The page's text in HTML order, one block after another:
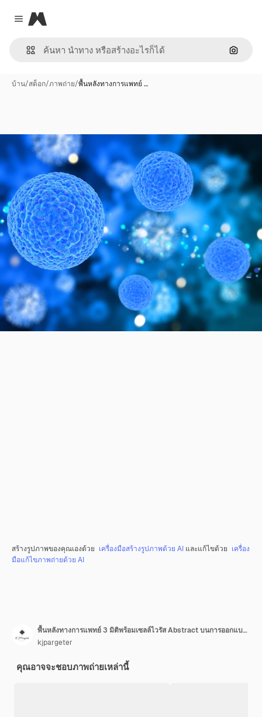
Close menu
Magnific
ค้นหา
บ้าน/สต็อก/ภาพถ่าย/พื้นหลังทางการแพทย์ …
สร้างรูปภาพของคุณเองด้วย เครื่องมือสร้างรูปภาพด้วย AI และแก้ไขด้วย เครื่อง
มือแก้ไขภาพถ่ายด้วย AI
พื้นหลังทางการแพทย์ 3 มิติพร้อมเซลล์ไวรัส Abstract บนการออกแบบที่ไม่ได้โฟกัส
kjpargeter
คุณอาจจะชอบภาพถ่ายเหล่านี้